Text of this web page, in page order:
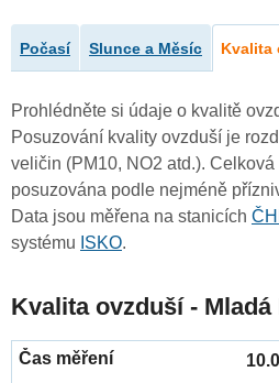
Počasí Slunce a Měsíc Kvalita
Prohlédněte si údaje o kvalitě
Posuzování kvality ovzduší je
veličin (PM10, NO2 atd.).
posuzována podle nejméně
Data jsou měřena na stanicích
systému ISKO.
Kvalita ovzduší -